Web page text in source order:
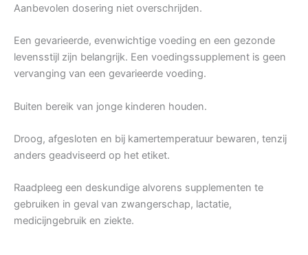
Aanbevolen dosering niet overschrijden.
Een gevarieerde, evenwichtige voeding en een gezonde
levensstijl zijn belangrijk. Een voedingssupplement is geen
vervanging van een gevarieerde voeding.
Buiten bereik van jonge kinderen houden.
Droog, afgesloten en bij kamertemperatuur bewaren, tenzij
anders geadviseerd op het etiket.
Raadpleeg een deskundige alvorens supplementen te
gebruiken in geval van zwangerschap, lactatie,
medicijngebruik en ziekte.